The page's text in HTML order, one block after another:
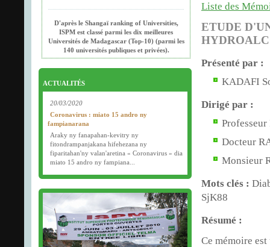
D'après le Shangaï ranking of Universities,
ISPM est classé parmi les dix meilleures
Universités de Madagascar (Top-10) (parmi les
140 universités publiques et privées).
ACTUALITÉS
20/03/2020
Coronavirus : miato 15 andro ny
fampianarana
Araky ny fanapahan-kevitry ny
fitondrampanjakana hifehezana ny
fiparitahan'ny valan'aretina « Coronavirus » dia
miato 15 andro ny fampiana...
Début des examens semestriels (1ère, 2e et 3e
année) : jeudi 26 mars 2020.
Bonne fête de Pâques tout le monde !
Liste des
ETUDE
Présenté par :
KADAFI
Dirigé par :
Docteur
Monsieur
Mots clés :
SjK88
Résumé :
Ce mémoire